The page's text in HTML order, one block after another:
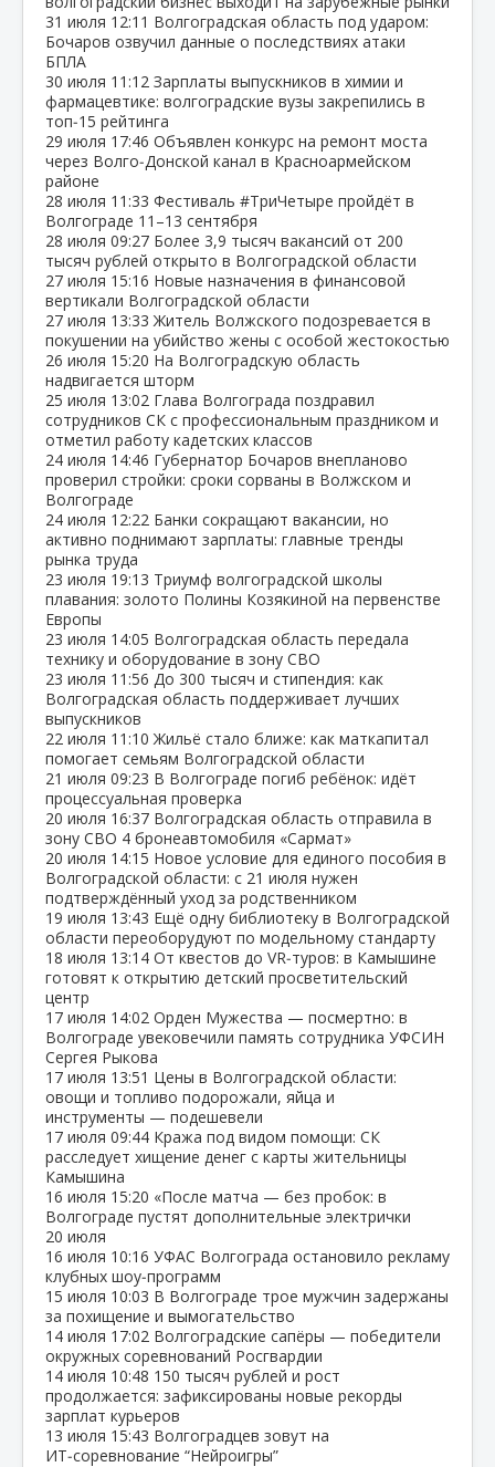
31 июля 12:11 Волгоградская область под ударом:
Бочаров озвучил данные о последствиях атаки
БПЛА
30 июля 11:12 Зарплаты выпускников в химии и
фармацевтике: волгоградские вузы закрепились в
топ‑15 рейтинга
29 июля 17:46 Объявлен конкурс на ремонт моста
через Волго‑Донской канал в Красноармейском
районе
28 июля 11:33 Фестиваль #ТриЧетыре пройдёт в
Волгограде 11–13 сентября
28 июля 09:27 Более 3,9 тысяч вакансий от 200
тысяч рублей открыто в Волгоградской области
27 июля 15:16 Новые назначения в финансовой
вертикали Волгоградской области
27 июля 13:33 Житель Волжского подозревается в
покушении на убийство жены с особой жестокостью
26 июля 15:20 На Волгоградскую область
надвигается шторм
25 июля 13:02 Глава Волгограда поздравил
сотрудников СК с профессиональным праздником и
отметил работу кадетских классов
24 июля 14:46 Губернатор Бочаров внепланово
проверил стройки: сроки сорваны в Волжском и
Волгограде
24 июля 12:22 Банки сокращают вакансии, но
активно поднимают зарплаты: главные тренды
рынка труда
23 июля 19:13 Триумф волгоградской школы
плавания: золото Полины Козякиной на первенстве
Европы
23 июля 14:05 Волгоградская область передала
технику и оборудование в зону СВО
23 июля 11:56 До 300 тысяч и стипендия: как
Волгоградская область поддерживает лучших
выпускников
22 июля 11:10 Жильё стало ближе: как маткапитал
помогает семьям Волгоградской области
21 июля 09:23 В Волгограде погиб ребёнок: идёт
процессуальная проверка
20 июля 16:37 Волгоградская область отправила в
зону СВО 4 бронеавтомобиля «Сармат»
20 июля 14:15 Новое условие для единого пособия в
Волгоградской области: с 21 июля нужен
подтверждённый уход за родственником
19 июля 13:43 Ещё одну библиотеку в Волгоградской
области переоборудуют по модельному стандарту
18 июля 13:14 От квестов до VR‑туров: в Камышине
готовят к открытию детский просветительский
центр
17 июля 14:02 Орден Мужества — посмертно: в
Волгограде увековечили память сотрудника УФСИН
Сергея Рыкова
17 июля 13:51 Цены в Волгоградской области:
овощи и топливо подорожали, яйца и
инструменты — подешевели
17 июля 09:44 Кража под видом помощи: СК
расследует хищение денег с карты жительницы
Камышина
16 июля 15:20 «После матча — без пробок: в
Волгограде пустят дополнительные электрички
20 июля
16 июля 10:16 УФАС Волгограда остановило рекламу
клубных шоу‑программ
15 июля 10:03 В Волгограде трое мужчин задержаны
за похищение и вымогательство
14 июля 17:02 Волгоградские сапёры — победители
окружных соревнований Росгвардии
14 июля 10:48 150 тысяч рублей и рост
продолжается: зафиксированы новые рекорды
зарплат курьеров
13 июля 15:43 Волгоградцев зовут на
ИТ‑соревнование “Нейроигры”